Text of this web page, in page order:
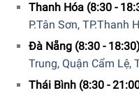
Thanh Hóa (8:30 -
P.Tân Sơn, TP.Thanh
Đà Nẵng (8:30 - 18:30)
Trung, Quận Cẩm Lệ,
Thái Bình (8:30 -